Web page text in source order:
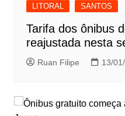
LITORAL SANTOS
Tarifa dos ônibus
reajustada nesta
Ruan Filipe 13/